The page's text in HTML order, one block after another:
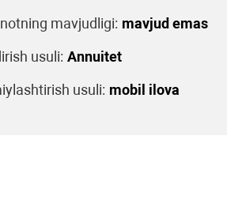
mavjudligi: mavjud emas
usuli: Annuitet
usuli: mobil ilova